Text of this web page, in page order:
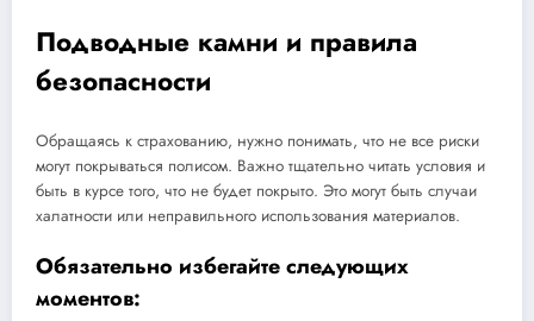
Подводные камни и правила
безопасности
Обращаясь к страхованию, нужно понимать, что не все риски
могут покрываться полисом. Важно тщательно читать условия и
быть в курсе того, что не будет покрыто. Это могут быть случаи
халатности или неправильного использования материалов.
Обязательно избегайте следующих
моментов: